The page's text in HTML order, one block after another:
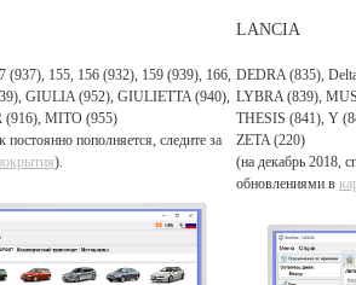
(937), 155, 156 (932), 159 (939), 166,
GIULIA (952), GIULIETTA (940),
(916), MITO (955)
постоянно пополняется, следите за
).
LANCIA
DEDRA (835),
LYBRA (839),
THESIS (841), Y
ZETA (220)
(на декабрь 2018,
обновлениями в